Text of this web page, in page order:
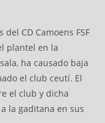
CD Camoens FSF
plantel en la
ha causado baja
el club ceutí. El
el club y dicha
la gaditana en sus